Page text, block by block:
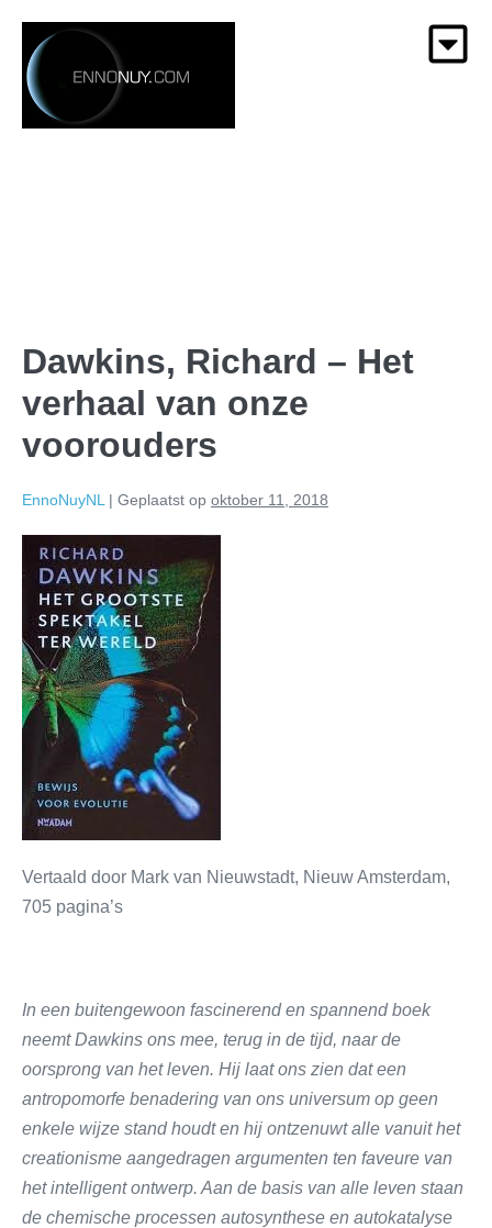
Dawkins, Richard – Het
verhaal van onze
voorouders
EnnoNuyNL | Geplaatst op oktober 11, 2018
Vertaald door Mark van Nieuwstadt, Nieuw Amsterdam,
705 pagina’s
In een buitengewoon fascinerend en spannend boek
neemt Dawkins ons mee, terug in de tijd, naar de
oorsprong van het leven. Hij laat ons zien dat een
antropomorfe benadering van ons universum op geen
enkele wijze stand houdt en hij ontzenuwt alle vanuit het
creationisme aangedragen argumenten ten faveure van
het intelligent ontwerp. Aan de basis van alle leven staan
de chemische processen autosynthese en autokatalyse